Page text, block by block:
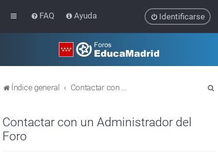
FAQ Ayuda Identificarse
Índice general Contactar con un Administrador del Foro
Contactar con un Administrador del
Foro